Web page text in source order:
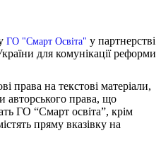
ГО "Смарт Освіта" у партнерстві
для комунікації реформи
права на текстові матеріали,
авторського права, що
ГО “Смарт освіта”, крім
пряму вказівку на